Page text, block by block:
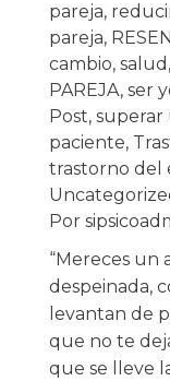
pareja,
pareja,
cambio, salud ,
PAREJA, ser
Post, superar
paciente,
trastorno del
Por
“Mereces un
despeinada,
levantan de
que no te
que se lleve